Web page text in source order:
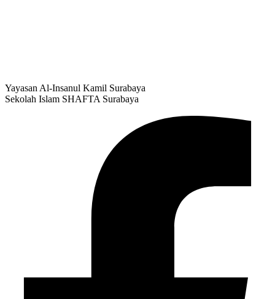
Yayasan Al-Insanul Kamil Surabaya
Sekolah Islam SHAFTA Surabaya